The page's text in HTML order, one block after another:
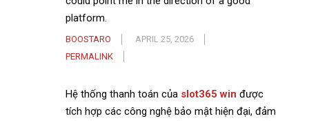
platform.
BOOSTARO
APRIL 25, 2026
PERMALINK
Hệ thống thanh toán của slot365 win được
tích hợp các công nghệ bảo mật hiện đại, đảm